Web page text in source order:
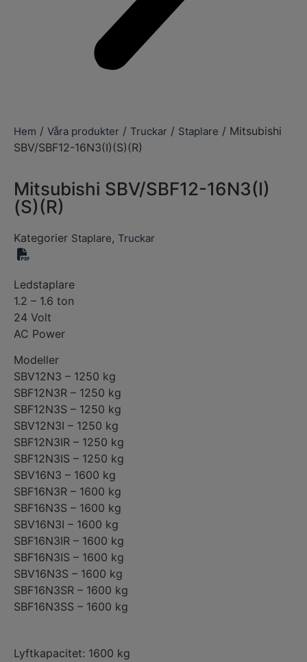
Hem / Våra produkter / Truckar / Staplare / Mitsubishi
SBV/SBF12-16N3(I)(S)(R)
Mitsubishi SBV/SBF12-16N3(I)
(S)(R)
Kategorier Staplare, Truckar
Ledstaplare
1.2 – 1.6 ton
24 Volt
AC Power
Modeller
SBV12N3 – 1250 kg
SBF12N3R – 1250 kg
SBF12N3S – 1250 kg
SBV12N3I – 1250 kg
SBF12N3IR – 1250 kg
SBF12N3IS – 1250 kg
SBV16N3 – 1600 kg
SBF16N3R – 1600 kg
SBF16N3S – 1600 kg
SBV16N3I – 1600 kg
SBF16N3IR – 1600 kg
SBF16N3IS – 1600 kg
SBV16N3S – 1600 kg
SBF16N3SR – 1600 kg
SBF16N3SS – 1600 kg
Lyftkapacitet: 1600 kg